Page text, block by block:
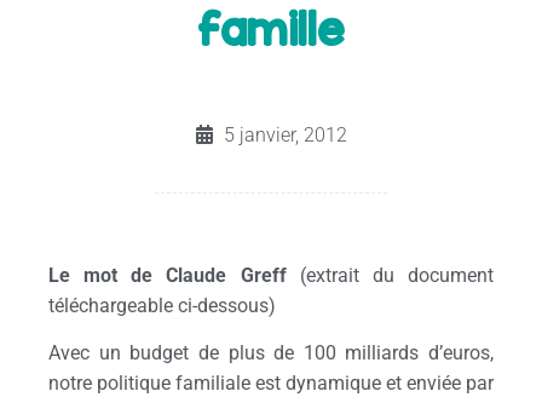
famille
5 janvier, 2012
Le mot de Claude Greff(extrait du document
téléchargeable ci-dessous)
Avec un budget de plus de 100 milliards d’euros,
notre politique familiale est dynamique et enviée par